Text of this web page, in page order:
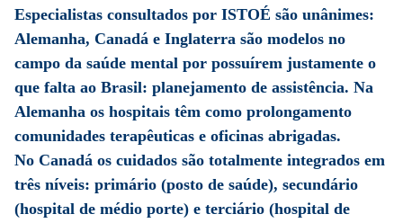
Especialistas consultados por ISTOÉ são unânimes:
Alemanha, Canadá e Inglaterra são modelos no
campo da saúde mental por possuírem justamente o
que falta ao Brasil: planejamento de assistência. Na
Alemanha os hospitais têm como prolongamento
comunidades terapêuticas e oficinas abrigadas.
No Canadá os cuidados são totalmente integrados em
três níveis: primário (posto de saúde), secundário
(hospital de médio porte) e terciário (hospital de